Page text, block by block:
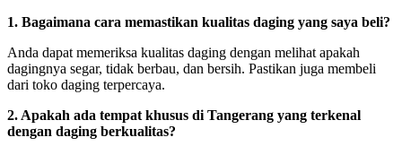
1. Bagaimana cara memastikan kualitas daging yang saya beli?
Anda dapat memeriksa kualitas daging dengan melihat apakah
dagingnya segar, tidak berbau, dan bersih. Pastikan juga membeli
dari toko daging terpercaya.
2. Apakah ada tempat khusus di Tangerang yang terkenal
dengan daging berkualitas?